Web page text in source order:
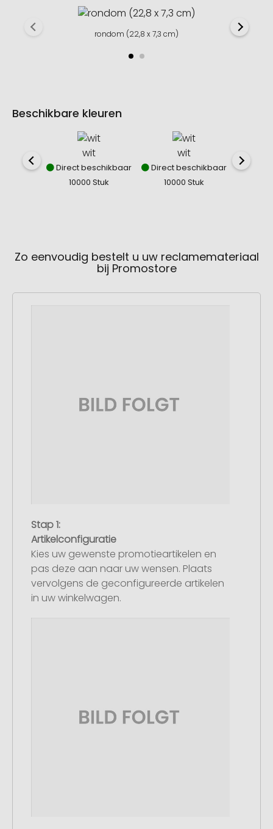
rondom (22,8 x 7,3 cm)
Beschikbare kleuren
wit
Direct beschikbaar
10000 Stuk
wit
Direct beschikbaar
10000 Stuk
Direct
Zo eenvoudig bestelt u uw reclamemateriaal
bij Promostore
Stap 1:
Artikelconfiguratie
Kies uw gewenste promotieartikelen en
pas deze aan naar uw wensen. Plaats
vervolgens de geconfigureerde artikelen
in uw winkelwagen.